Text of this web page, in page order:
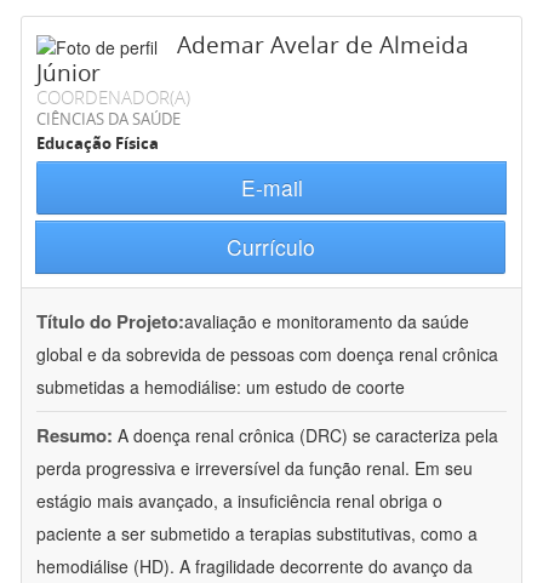
Ademar Avelar de Almeida
Júnior
COORDENADOR(A)
CIÊNCIAS DA SAÚDE
Educação Física
E-mail
Currículo
Título do Projeto:avaliação e monitoramento da saúde
global e da sobrevida de pessoas com doença renal crônica
submetidas a hemodiálise: um estudo de coorte
Resumo: A doença renal crônica (DRC) se caracteriza pela
perda progressiva e irreversível da função renal. Em seu
estágio mais avançado, a insuficiência renal obriga o
paciente a ser submetido a terapias substitutivas, como a
hemodiálise (HD). A fragilidade decorrente do avanço da